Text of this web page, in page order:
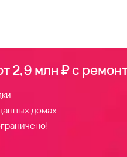
2,9 млн ₽ с
домах.